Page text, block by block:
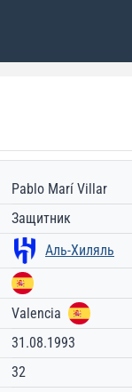
Pablo Marí Villar
Защитник
Аль-Хиляль
Valencia
31.08.1993
32